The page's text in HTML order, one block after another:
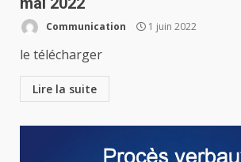
Communication 1 juin 2022
le télécharger
Lire la suite